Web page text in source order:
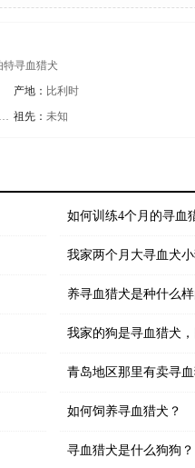
特寻血猎犬
产地： 比利时
嗅猎犬
祖先： 未知
如何训练4个月的寻血
我家两个月大寻血犬
养寻血猎犬是种什么
我家的狗是寻血猎犬
青岛地区那里有卖寻
如何饲养寻血猎犬？
寻血猎犬是什么狗狗？